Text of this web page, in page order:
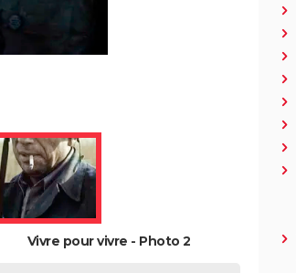
Vivre pour vivre - Photo 2